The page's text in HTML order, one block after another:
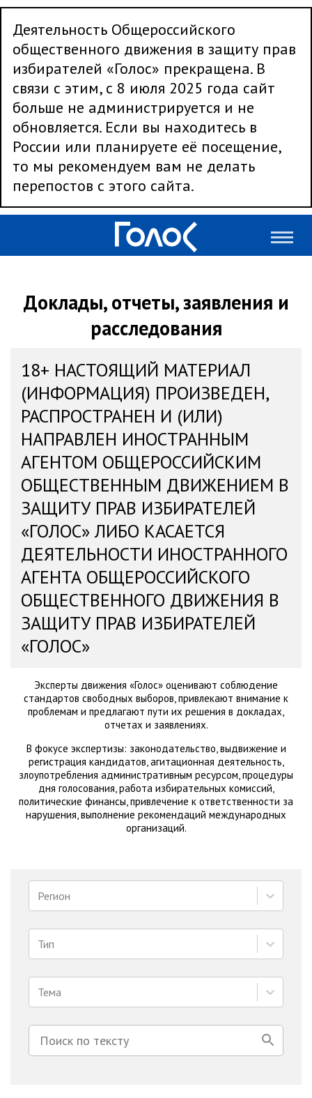
Деятельность Общероссийского
общественного движения в защиту прав
избирателей «Голос» прекращена. В
связи с этим, с 8 июля 2025 года сайт
больше не администрируется и не
обновляется. Если вы находитесь в
России или планируете её посещение,
то мы рекомендуем вам не делать
перепостов с этого сайта.
Доклады, отчеты, заявления и
расследования
18+ НАСТОЯЩИЙ МАТЕРИАЛ
(ИНФОРМАЦИЯ) ПРОИЗВЕДЕН,
РАСПРОСТРАНЕН И (ИЛИ)
НАПРАВЛЕН ИНОСТРАННЫМ
АГЕНТОМ ОБЩЕРОССИЙСКИМ
ОБЩЕСТВЕННЫМ ДВИЖЕНИЕМ В
ЗАЩИТУ ПРАВ ИЗБИРАТЕЛЕЙ
«ГОЛОС» ЛИБО КАСАЕТСЯ
ДЕЯТЕЛЬНОСТИ ИНОСТРАННОГО
АГЕНТА ОБЩЕРОССИЙСКОГО
ОБЩЕСТВЕННОГО ДВИЖЕНИЯ В
ЗАЩИТУ ПРАВ ИЗБИРАТЕЛЕЙ
«ГОЛОС»
Эксперты движения «Голос» оценивают соблюдение
стандартов свободных выборов, привлекают внимание к
проблемам и предлагают пути их решения в докладах,
отчетах и заявлениях.
В фокусе экспертизы: законодательство, выдвижение и
регистрация кандидатов, агитационная деятельность,
злоупотребления административным ресурсом, процедуры
дня голосования, работа избирательных комиссий,
политические финансы, привлечение к ответственности за
нарушения, выполнение рекомендаций международных
организаций.
Регион
Тип
Тема